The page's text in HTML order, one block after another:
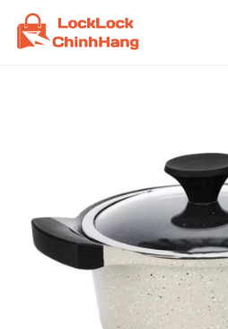
Skip
content